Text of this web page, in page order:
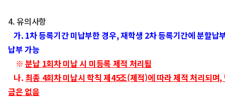
4. 유의사항
가. 1차 등록기간 미납부한 경우, 재학생 2차 등록기간에 분할납
납부 가능
※분납 1회차 미납 시 미등록 제적 처리됨
나. 최종 4회차 미납시 학칙 제45조(제적)에 따라 제적 처리되며,
금은 없음